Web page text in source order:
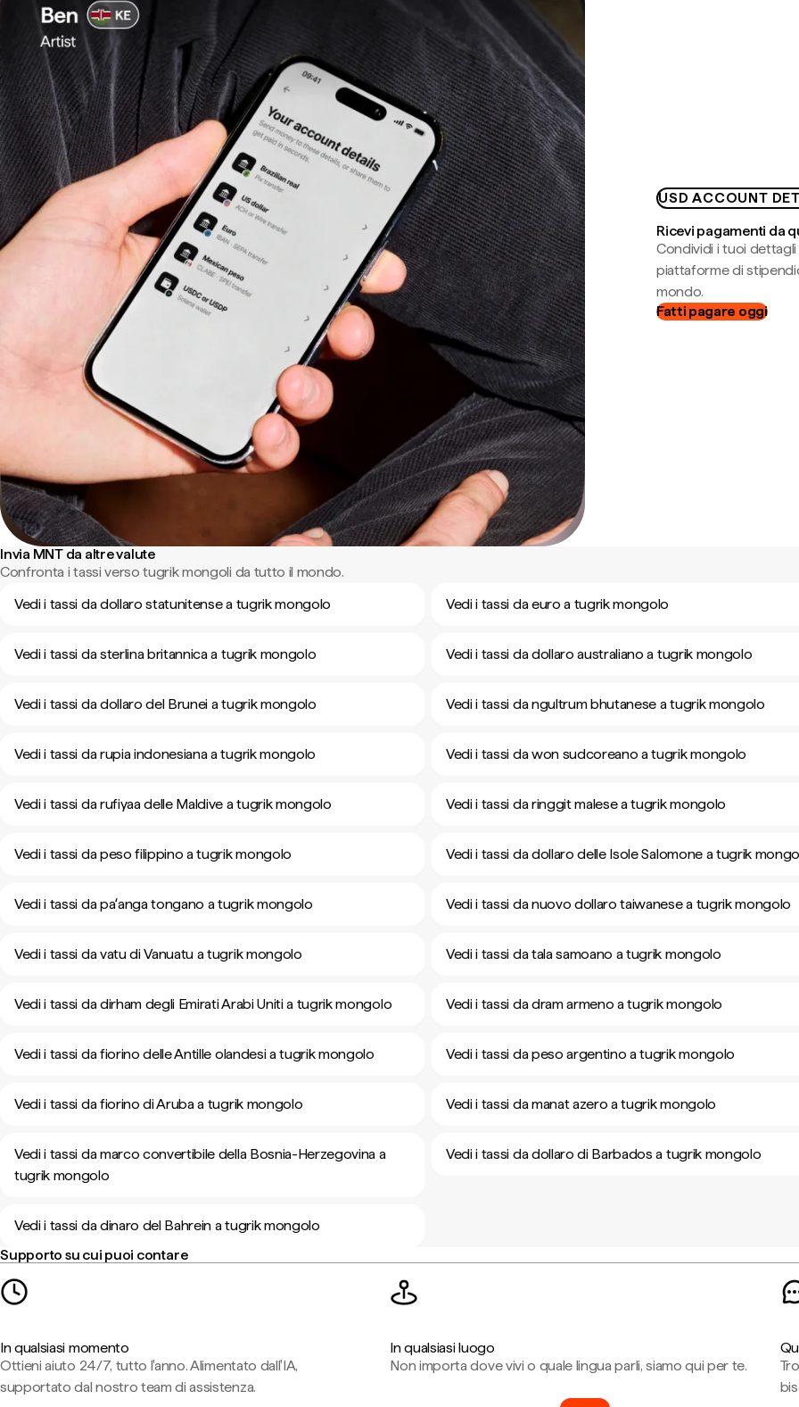
USD ACCOUNT
Ricevi pagamenti da
Condividi i tuoi dettagli
piattaforme di
mondo.
Fatti pagare oggi
Invia MNT da altre valute
Confronta i tassi verso tugrik mongoli da tutto il mondo.
Vedi i tassi da dollaro statunitense a tugrik mongolo
Vedi i tassi da euro a tugrik mongolo
Vedi i tassi da sterlina britannica a tugrik mongolo Vedi i tassi da dollaro australiano a tugrik mongolo
Vedi i tassi da dollaro del Brunei a tugrik mongolo Vedi i tassi da ngultrum bhutanese a tugrik mongolo
Vedi i tassi da rupia indonesiana a tugrik mongolo Vedi i tassi da won sudcoreano a tugrik mongolo
Vedi i tassi da rufiyaa delle Maldive a tugrik mongolo Vedi i tassi da ringgit malese a tugrik mongolo
Vedi i tassi da peso filippino a tugrik mongolo Vedi i tassi da dollaro delle Isole Salomone a tugrik
Vedi i tassi da paʻanga tongano a tugrik mongolo Vedi i tassi da nuovo dollaro taiwanese a tugrik mongolo
Vedi i tassi da vatu di Vanuatu a tugrik mongolo Vedi i tassi da tala samoano a tugrik mongolo
Vedi i tassi da dirham degli Emirati Arabi Uniti a tugrik mongolo Vedi i tassi da dram armeno a tugrik mongolo
Vedi i tassi da fiorino delle Antille olandesi a tugrik mongolo Vedi i tassi da peso argentino a tugrik mongolo
Vedi i tassi da fiorino di Aruba a tugrik mongolo Vedi i tassi da manat azero a tugrik mongolo
Vedi i tassi da marco convertibile della Bosnia-Herzegovina a
tugrik mongolo
Vedi i tassi da dollaro di Barbados a tugrik mongolo
Vedi i tassi da dinaro del Bahrein a tugrik mongolo
Supporto su cui puoi contare
In qualsiasi momento
Ottieni aiuto 24/7, tutto l'anno. Alimentato dall'IA,
supportato dal nostro team di assistenza.
In qualsiasi luogo
Non importa dove vivi o quale lingua parli, siamo qui per te.